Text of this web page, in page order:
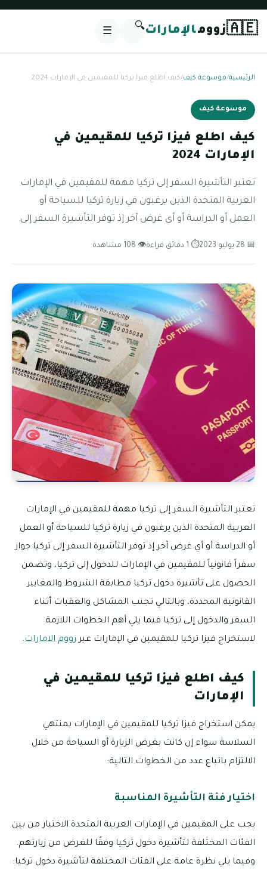
🇦🇪زوومالإمارات🔍
☰
الرئيسية/موسوعة كيف/كيف اطلع فيزا تركيا للمقيمين في الإمارات 2024
موسوعة كيف
كيف اطلع فيزا تركيا للمقيمين في
الإمارات 2024
تعتبر التأشيرة السفر إلى تركيا مهمة للمقيمين في الإمارات
العربية المتحدة الذين يرغبون في زيارة تركيا للسياحة أو
العمل أو الدراسة أو أي غرض آخر إذ توفر التأشيرة السفر إلى
📅 28 يوليو 2023 ⏱ 1 دقائق قراءة 👁 108 مشاهدة
تعتبر التأشيرة السفر إلى تركيا مهمة للمقيمين في الإمارات
العربية المتحدة الذين يرغبون في زيارة تركيا للسياحة أو العمل
أو الدراسة أو أي غرض آخر إذ توفر التأشيرة السفر إلى تركيا جواز
سفراً قانونياً للمقيمين في الإمارات للدخول إلى تركيا، وتضمن
الحصول على تأشيرة دخول تركيا مطابقة الشروط والمعايير
القانونية المحددة، وبالتالي تجنب المشاكل والعقبات أثناء
السفر والدخول إلى تركيا فيما يلي أهم الخطوات اللازمة
لاستخراج فيزا تركيا للمقيمين في الإمارات عبر زووم الامارات.
كيف اطلع فيزا تركيا للمقيمين في
الإمارات
يمكن استخراج فيزا تركيا للمقيمين في الإمارات بمنتهي
السلاسة سواء إن كانت بغرض الزيارة أو السياحة من خلال
الالتزام باتباع عدد من الخطوات التالية:
اختيار فئة التأشيرة المناسبة
يجب على المقيمين في الإمارات العربية المتحدة الاختيار من بين
الفئات المختلفة لتأشيرة دخول تركيا وفقًا للغرض من زيارتهم.
وفيما يلي نظرة عامة على الفئات المختلفة لتأشيرة دخول تركيا: